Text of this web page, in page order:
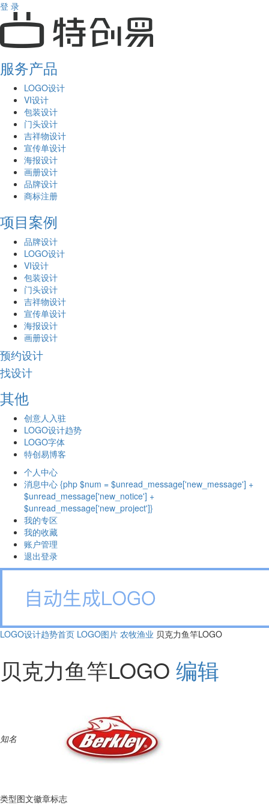
登 录
服务产品
LOGO设计
VI设计
包装设计
门头设计
吉祥物设计
宣传单设计
海报设计
画册设计
品牌设计
商标注册
项目案例
品牌设计
LOGO设计
VI设计
包装设计
门头设计
吉祥物设计
宣传单设计
海报设计
画册设计
预约设计
找设计
其他
创意人入驻
LOGO设计趋势
LOGO字体
特创易博客
个人中心
消息中心 {php $num = $unread_message['new_message'] +
$unread_message['new_notice'] +
$unread_message['new_project']}
我的专区
我的收藏
账户管理
退出登录
LOGO设计趋势首页 LOGO图片 农牧渔业 贝克力鱼竿LOGO
贝克力鱼竿LOGO 编辑
知名
类型图文徽章标志